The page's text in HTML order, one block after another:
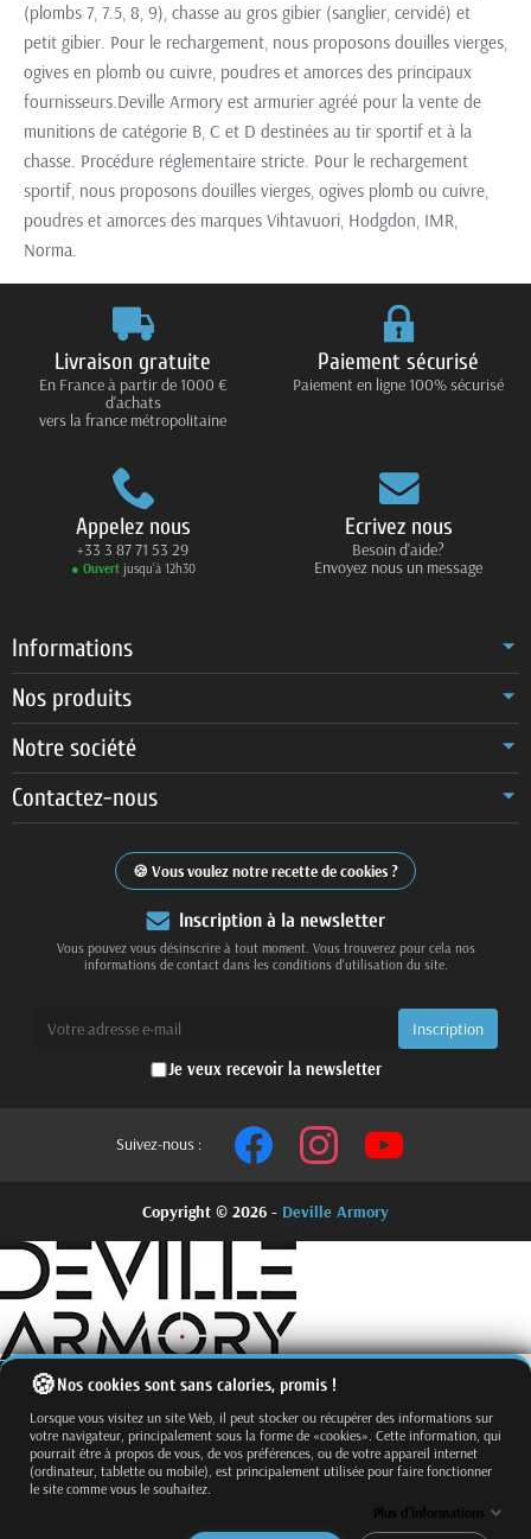
(plombs 7, 7.5, 8, 9), chasse au gros gibier (sanglier, cervidé) et
petit gibier. Pour le rechargement, nous proposons douilles vierges,
ogives en plomb ou cuivre, poudres et amorces des principaux
fournisseurs.Deville Armory est armurier agréé pour la vente de
munitions de catégorie B, C et D destinées au tir sportif et à la
chasse. Procédure réglementaire stricte. Pour le rechargement
sportif, nous proposons douilles vierges, ogives plomb ou cuivre,
poudres et amorces des marques Vihtavuori, Hodgdon, IMR,
Norma.
Livraison gratuite
En France à partir de 1000 €
d'achats
vers la france métropolitaine
Paiement sécurisé
Paiement en ligne 100% sécurisé
Appelez nous
+33 3 87 71 53 29
● Ouvertjusqu’à 12h30
Ecrivez nous
Besoin d'aide?
Envoyez nous un message
Informations
Nos produits
Notre société
Contactez-nous
Vous voulez notre recette de cookies ?
Inscription à la newsletter
Vous pouvez vous désinscrire à tout moment. Vous trouverez pour cela nos
informations de contact dans les conditions d'utilisation du site.
Je veux recevoir la newsletter
Suivez-nous :
Copyright © 2026 - Deville Armory
Nos cookies sont sans calories, promis !
Lorsque vous visitez un site Web, il peut stocker ou récupérer des informations sur
votre navigateur, principalement sous la forme de «cookies». Cette information, qui
pourrait être à propos de vous, de vos préférences, ou de votre appareil internet
(ordinateur, tablette ou mobile), est principalement utilisée pour faire fonctionner
le site comme vous le souhaitez.
Plus d'informations
Fermer